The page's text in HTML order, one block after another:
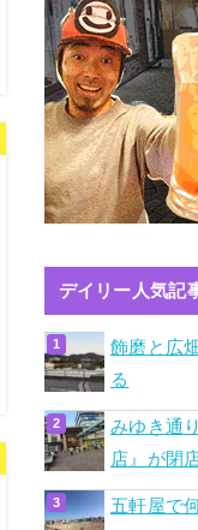
デイリー人気記
飾磨と広
る
みゆき通
店』が閉
五軒屋で